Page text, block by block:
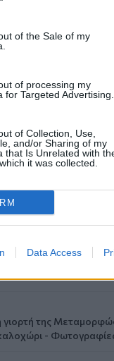
of the Sale of my
of processing my
for Targeted Advertising.
of Collection, Use,
and/or Sharing of my
that Is Unrelated with
it was collected.
Data Access
κοινόχρηστων κρηνών
Η μουσική παράσταση
Λασιθίου και
ανέπαφο
Πρέβελης από τη
για τον
τις πυρκαγιές
με τέσσερα
της
-